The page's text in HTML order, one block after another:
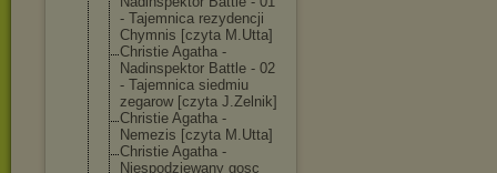
- Tajemnica rezydencji
Chymnis [czyta M.Utta]
Christie Agatha -
Nadinspektor Battle - 02
- Tajemnica siedmiu
zegarow [czyta J.Zelnik]
Christie Agatha -
Nemezis [czyta M.Utta]
Christie Agatha -
Niespodziewany gosc